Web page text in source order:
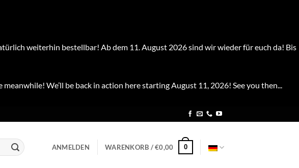
weiterhin bestellbar! Ab dem 11. August 2026 sind wir wieder für euch da! Bis
We’ll be back in action here starting August 11, 2026! See you then...
ANMELDEN WARENKORB /€0,00 0